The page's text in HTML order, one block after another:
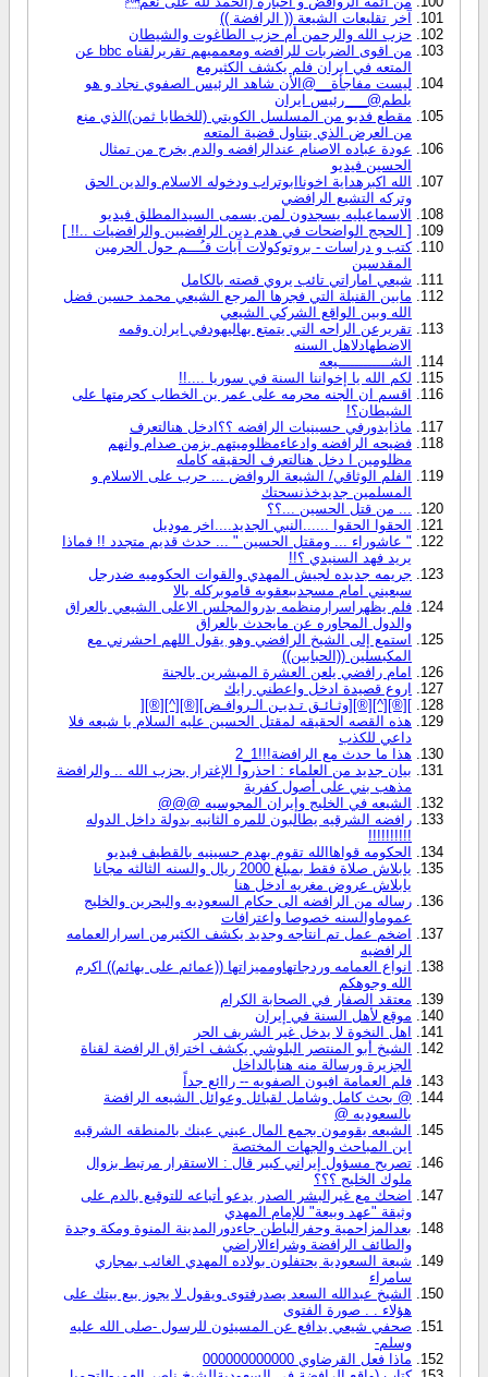
آخر تقليعات الشيعة (( الرافضة ))
حزب الله والرحمن أم حزب الطاغوت والشيطان
من اقوى الضربات للرافضه ومعمميهم تقريرلقناه bbc عن
المتعه في ايران فلم يكشف الكثيرمع
ليست مفاجأة__@الأن شاهد الرئيس الصفوي نجاد و هو
يلطم@___رئيس ايران
مقطع فديو من المسلسل الكويتي (للخطايا ثمن)الذي منع
من العرض الذي يتناول قضية المتعه
عودة عباده الاصنام عندالرافضه والدم يخرج من تمثال
الحسين فيديو
الله اكبرهداية اخوناابوتراب ودخوله الاسلام والدين الحق
وتركه التشيع الرافضي
الاسماعيليه يسجدون لمن يسمى السيدالمطلق فيديو
[ الحجج الواضحات في هدم دين الرافضيين والرافضيات ..!! ]
كتب و دراسات - بروتوكولات آيات قـُـــم حول الحرمين
المقدسين
شيعي اماراتي تائب يروي قصته بالكامل
مابين القنبلة التي فجرها المرجع الشيعي محمد حسين فضل
الله وبين الواقع الشركي الشيعي
تقريرعن الراحه التي يتمتع بهاليهودفي ايران وقمه
الاضطهادلاهل السنه
الشــــــــــــيعه
لكم الله يا إخواننا السنة في سوريا ....!!
اقسم ان الجنه محرمه على عمر بن الخطاب كحرمتها على
الشيطان؟!
ماذايدورفي حسينيات الرافضه ؟؟ادخل هنالتعرف
فضيحه الرافضه وادعاءمظلوميتهم بزمن صدام وانهم
مظلومين ا دخل هنالتعرف الحقيقه كامله
الفلم الوثاقي/ الشيعة الروافض ... حرب على الاسلام و
المسلمين جديدخذنسحتك
... من قتل الحسين ...؟؟
الحقوا الحقوا ......النبي الجديد....اخر موديل
" عاشوراء ... ومقتل الحسين " ... حدث قديم متجدد !! فماذا
يريد فهد السنيدي ؟!!
جريمه جديده لجيش المهدي والقوات الحكوميه ضدرجل
سبعيني امام مسجدببعقوبه قاموبركله بالا
فلم يظهراسرارمنظمه بدروالمجلس الاعلى الشيعي بالعراق
والدول المجاوره عن مايحدث بالعراق
استمع إلى الشيخ الرافضي وهو يقول اللهم احشرني مع
المكبسلين ((الحبابين))
امام رافضي يلعن العشرة المبشرين بالجنة
اروع قصيدة ادخل واعطني رايك
][®][^][®][وثـائـق تـديـن الـروافـض][®][^][®][
هذه القصه الحقيقه لمقتل الحسين عليه السلام يا شيعه فلا
داعي للكذب
هذا ما حدث مع الرافضة!!!1_2
بيان جديد من العلماء : احذروا الإغترار بحزب الله .. والرافضة
مذهب بني على أصول كفرية
الشيعه في الخليج وإيران المجوسيه @@@
رافضه الشرقيه يطالبون للمره الثانيه بدولة داخل الدوله
!!!!!!!!!!
الحكومه قواهاالله تقوم بهدم حسينيه بالقطيف فيديو
يابلاش صلاة فقط بمبلغ 2000 ريال والسنه الثالثه مجانا
يابلاش عروض مغريه ادخل هنا
رساله من الرافضه الى حكام السعوديه والبحرين والخليج
عموماوالسنه خصوصا واعترافات
اضخم عمل تم انتاجه وجديد يكشف الكثيرمن اسرارالعمامه
الرافضيه
انواع العمامه وردجاتهاومميزاتها ((عمائم على بهائم)) اكرم
الله وجوهكم
معتقد الصفار في الصحابة الكرام
موقع لأهل السنة في إيران
اهل النخوة لا يدخل غير الشريف الحر
الشيخ أبو المنتصر البلوشي يكشف اختراق الرافضة لقناة
الجزيرة ورسالة منه هنابالداخل
فلم العمامة افيون الصفويه -- راائع جداً
@ بحث كامل وشامل لقبائل وعوائل الشيعه الرافضة
بالسعوديه @
الشيعه يقومون بجمع المال عيني عينك بالمنطقه الشرقيه
اين المباحث والجهات المختصة
تصريح مسؤول إيراني كبير قال : الاستقرار مرتبط بزوال
ملوك الخليج ؟؟؟
اضحك مع غيرالبشر الصدر يدعو أتباعه للتوقيع بالدم على
وثيقة "عهد وبيعة" للإمام المهدي
بعدالمزاحمية وحفرالباطن جاءدورالمدينة المنوة ومكة وجدة
والطائف الرافضة وشراءالاراضي
شيعة السعودية يحتفلون بولاده المهدي الغائب بمجاري
سامراء
الشيخ عبدالله السعد يصدرفتوى ويقول لا يجوز بيع بيتك على
هؤلاء . . صورة الفتوى
صحفي شيعي يدافع عن المسيئون للرسول -صلى الله عليه
وسلم-
ماذا فعل القرضاوي 000000000000